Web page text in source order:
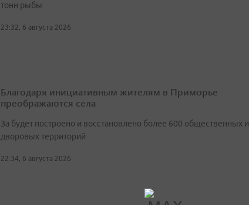
тонн рыбы
23:32, 6 августа 2026
Благодаря инициативным жителям в Приморье
преображаются села
За будет построено и восстановлено более 600 общественных и
дворовых территорий
22:34, 6 августа 2026